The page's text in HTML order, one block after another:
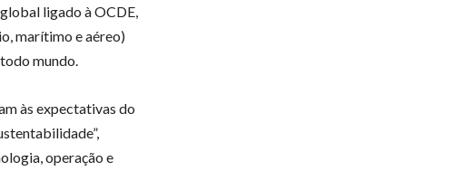
ligado à OCDE,
marítimo e aéreo)
mundo.
às expectativas do
operação e